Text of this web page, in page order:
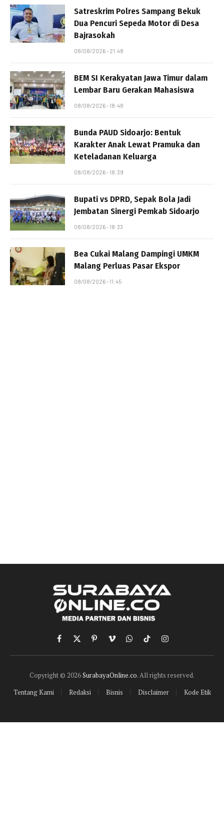
Satreskrim Polres Sampang Bekuk
Dua Pencuri Sepeda Motor di Desa
Bajrasokah
08/08/2026 - 21:48
BEM SI Kerakyatan Jawa Timur dalam
Lembar Baru Gerakan Mahasiswa
08/08/2026 - 18:48
Bunda PAUD Sidoarjo: Bentuk
Karakter Anak Lewat Pramuka dan
Keteladanan Keluarga
08/08/2026 - 18:39
Bupati vs DPRD, Sepak Bola Jadi
Jembatan Sinergi Pemkab Sidoarjo
08/08/2026 - 18:33
Bea Cukai Malang Dampingi UMKM
Malang Perluas Pasar Ekspor
08/08/2026 - 11:45
Facebook
X
(Twitter)
PinterestVimeoWhatsApp
TikTokInstagram
Copyright © 2026SurabayaOnline.co. All rights reserved.
Tentang Kami
Redaksi Bisnis Disclaimer Kode Etik